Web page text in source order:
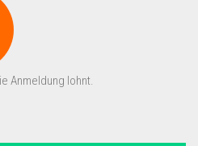
Anmeldung lohnt.